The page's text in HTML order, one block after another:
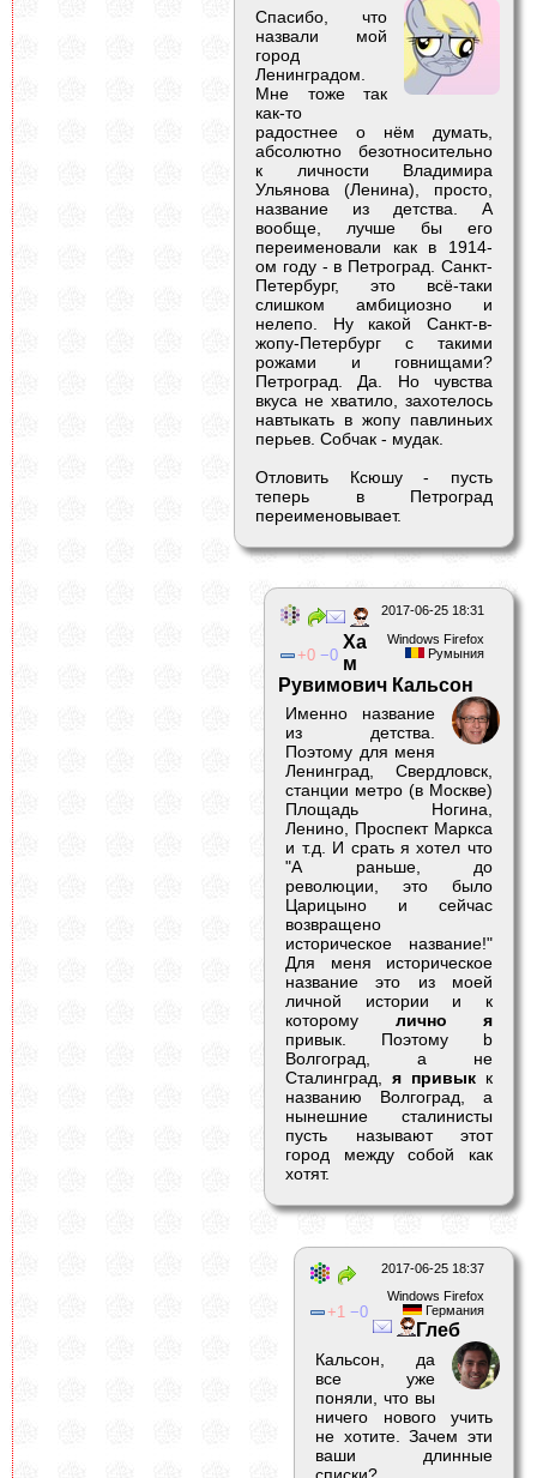
Спасибо, что
назвали мой
город
Ленинградом.
Мне тоже так
как-то
радостнее о нём думать,
абсолютно безотносительно
к личности Владимира
Ульянова (Ленина), просто,
название из детства. А
вообще, лучше бы его
переименовали как в 1914-
ом году - в Петроград. Санкт-
Петербург, это всё-таки
слишком амбициозно и
нелепо. Ну какой Санкт-в-
жопу-Петербург с такими
рожами и говнищами?
Петроград. Да. Но чувства
вкуса не хватило, захотелось
навтыкать в жопу павлиньих
перьев. Собчак - мудак.
Отловить Ксюшу - пусть
теперь в Петроград
переименовывает.
2017-06-25 18:31
Windows Firefox
Румыния
0 0
Ха
м
Рувимович Кальсон
Именно название
из детства.
Поэтому для меня
Ленинград, Свердловск,
станции метро (в Москве)
Площадь Ногина,
Ленино, Проспект Маркса
и т.д. И срать я хотел что
"А раньше, до
революции, это было
Царицыно и сейчас
возвращено
историческое название!"
Для меня историческое
название это из моей
личной истории и к
которому лично я
привык. Поэтому b
Волгоград, а не
Сталинград,я привыкк
названию Волгоград, а
нынешние сталинисты
пусть называют этот
город между собой как
хотят.
2017-06-25 18:37
Windows Firefox
Германия
1 0
Глеб
Кальсон, да
все уже
поняли, что вы
ничего нового учить
не хотите. Зачем эти
ваши длинные